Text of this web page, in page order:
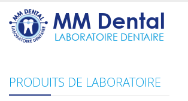
MM Dental
LABORATOIRE DENTAIRE
PRODUITS DE LABORATOIRE